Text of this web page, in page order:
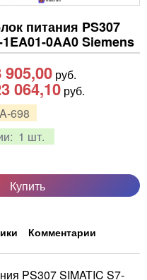
питания PS307
0AA0 Siemens
A-698
1 шт.
905,00руб.
064,10 руб.
Купить
Комментарии
PS307 SIMATIC S7-